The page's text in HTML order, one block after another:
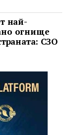
най-
огнище
СЗО